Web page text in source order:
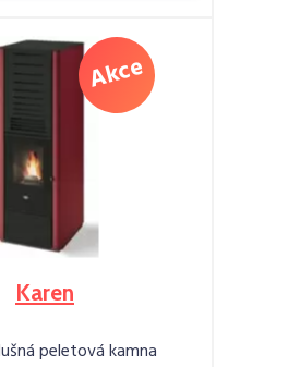
Karen
peletová kamna